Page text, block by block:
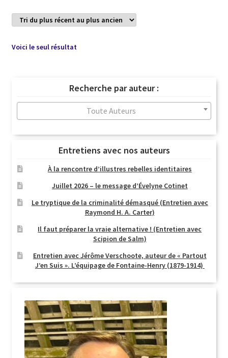
Voici le seul résultat
Recherche par auteur :
Toute Auteurs
Entretiens avec nos auteurs
À la rencontre d’illustres rebelles identitaires
Juillet 2026 – le message d’Évelyne Cotinet
Le tryptique de la criminalité démasqué (Entretien avec
Raymond H. A. Carter)
Il faut préparer la vraie alternative ! (Entretien avec
Scipion de Salm)
Entretien avec Jérôme Verschoote, auteur de « Partout
J’en Suis ». L’équipage de Fontaine-Henry (1879-1914)